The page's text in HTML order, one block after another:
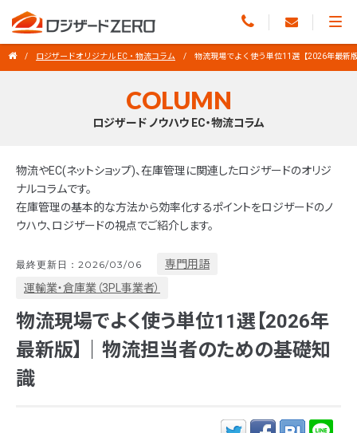
ロジザードオリジナル EC・物流コラム 物流現場でよく使う単位11選【2026年最新
COLUMN
ロジザード ノウハウ EC・物流コラム
物流やEC(ネットショップ)、在庫管理に関連したロジザードのオリジ
ナルコラムです。
在庫管理の基本的な方法から効率化するポイントをロジザードのノ
ウハウ、ロジザードの視点でご紹介します。
最終更新日：2026/03/06
専門用語
運輸業・倉庫業（3PL事業者）
物流現場でよく使う単位11選【2026年
最新版】｜物流担当者のための基礎知
識